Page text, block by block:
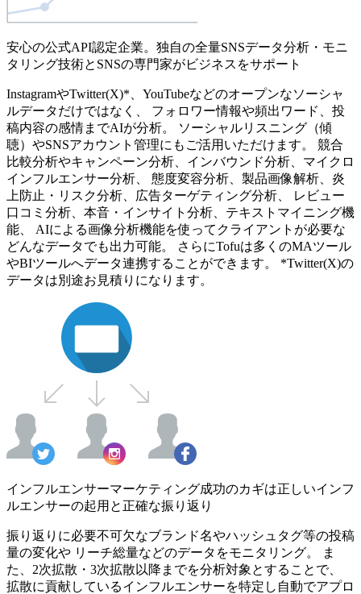
安心の公式API認定企業。独自の全量SNSデータ分析・モニ
タリング技術とSNSの専門家がビジネスをサポート
InstagramやTwitter(X)*、YouTubeなどのオープンなソーシャ
ルデータだけではなく、 フォロワー情報や頻出ワード、投
稿内容の感情までAIが分析。 ソーシャルリスニング（傾
聴）やSNSアカウント管理にもご活用いただけます。 競合
比較分析やキャンペーン分析、インバウンド分析、マイクロ
インフルエンサー分析、 態度変容分析、製品画像解析、炎
上防止・リスク分析、広告ターゲティング分析、 レビュー
口コミ分析、本音・インサイト分析、テキストマイニング機
能、 AIによる画像分析機能を使ってクライアントが必要な
どんなデータでも出力可能。 さらにTofuは多くのMAツール
やBIツールへデータ連携することができます。 *Twitter(X)の
データは別途お見積りになります。
インフルエンサーマーケティング成功のカギは正しいインフ
ルエンサーの起用と正確な振り返り
振り返りに必要不可欠なブランド名やハッシュタグ等の投稿
量の変化や リーチ総量などのデータをモニタリング。 ま
た、2次拡散・3次拡散以降までを分析対象とすることで、
拡散に貢献しているインフルエンサーを特定し自動でアプロ